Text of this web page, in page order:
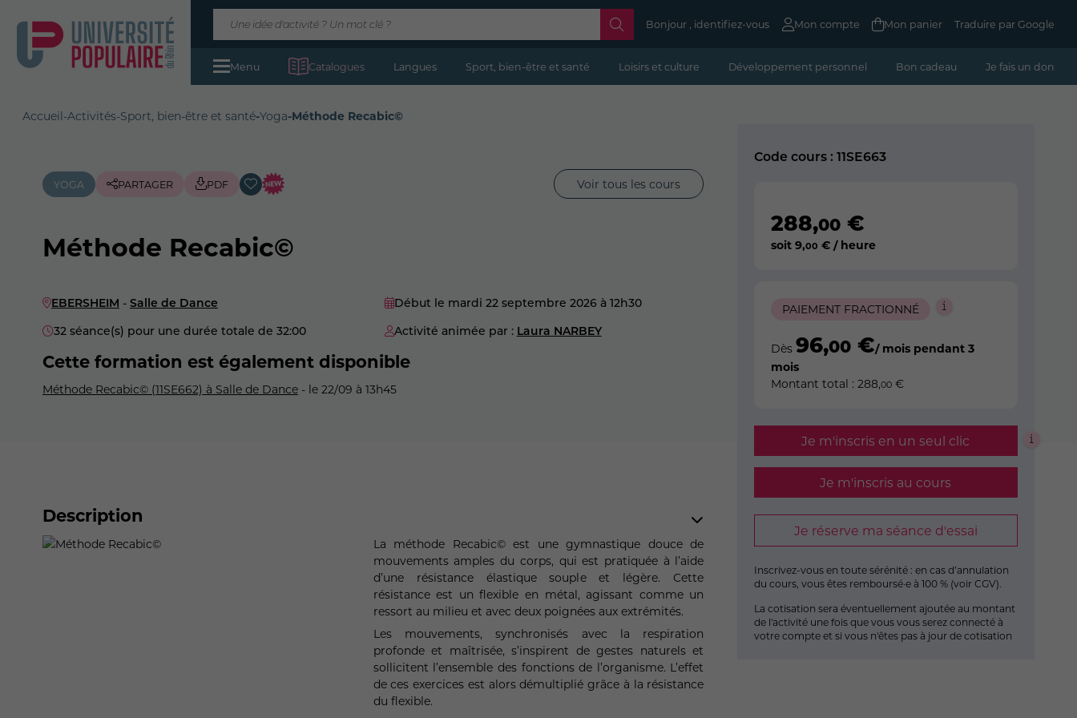
Bonjour , identifiez-vous Mon compte Mon panier Traduire par Google
Menu Catalogues Langues Sport, bien-être et santé Loisirs et culture Développement personnel Bon cadeau Je fais un don
Accueil-Activités-Sport, bien-être et santé-Yoga-Méthode Recabic©
YOGA PARTAGER PDF Voir tous les cours
Méthode Recabic©
EBERSHEIM - Salle de Dance Début le mardi 22 septembre 2026 à 12h30
32 séance(s) pour une durée totale de 32:00
Activité animée par : Laura NARBEY
Cette formation est également disponible
Méthode Recabic© (11SE662) à Salle de Dance - le 22/09 à 13h45
Description
La méthode Recabic© est une gymnastique douce de
mouvements amples du corps, qui est pratiquée à l’aide
d’une résistance élastique souple et légère. Cette
résistance est un flexible en métal, agissant comme un
ressort au milieu et avec deux poignées aux extrémités.
Les mouvements, synchronisés avec la respiration
profonde et maîtrisée, s’inspirent de gestes naturels et
sollicitent l’ensemble des fonctions de l’organisme. L’effet
de ces exercices est alors démultiplié grâce à la résistance
du flexible.
Code cours : 11SE663
288,00€
soit 9,00 € / heure
PAIEMENT FRACTIONNÉ
Dès 96,00€/ mois pendant 3
mois
Montant total : 288,00€
Je m'inscris en un seul clic
Je m'inscris au cours
Je réserve ma séance d'essai
Inscrivez-vous en toute sérénité : en cas d’annulation
du cours, vous êtes remboursé·e à 100 % (voir CGV).
La cotisation sera éventuellement ajoutée au montant
de l'activité une fois que vous vous serez connecté à
votre compte et si vous n'êtes pas à jour de cotisation